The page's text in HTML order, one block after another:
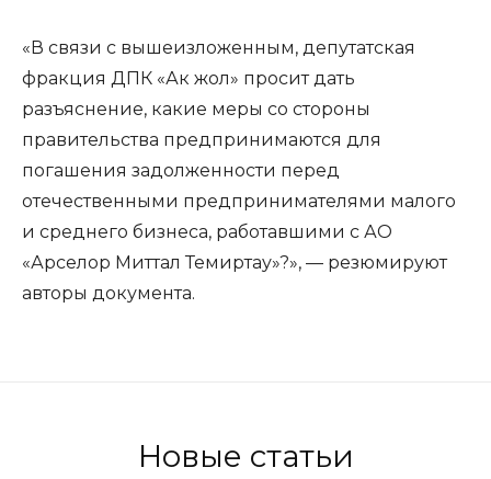
«В связи с вышеизложенным, депутатская
фракция ДПК «Ак жол» просит дать
разъяснение, какие меры со стороны
правительства предпринимаются для
погашения задолженности перед
отечественными предпринимателями малого
и среднего бизнеса, работавшими с АО
«Арселор Миттал Темиртау»?», — резюмируют
авторы документа.
Новые статьи